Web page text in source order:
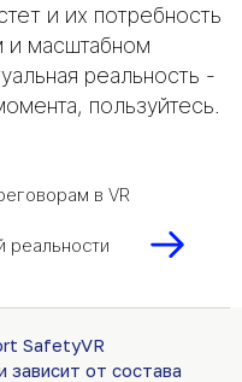
и их потребность
и масштабном
реальность -
пользуйтесь.
в VR
реальности
SafetyVR
зависит от состава